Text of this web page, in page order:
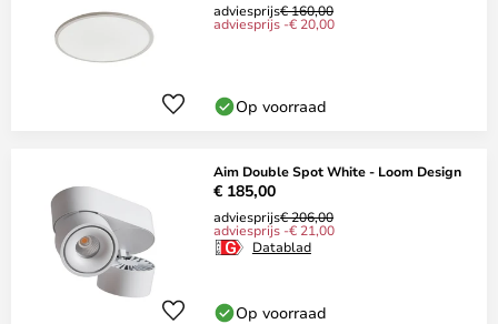
adviesprijs€ 160,00
adviesprijs -€ 20,00
Op voorraad
Aim Double Spot White - Loom Design
€ 185,00
adviesprijs€ 206,00
adviesprijs -€ 21,00
Datablad
Op voorraad